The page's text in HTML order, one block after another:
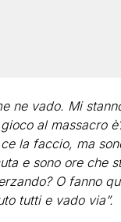
ne vado. Mi
al massacro
la faccio, ma
e sono ore che
O fanno
tutti e vado via”.